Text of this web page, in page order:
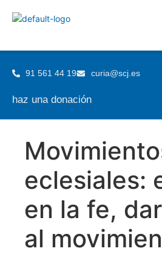
91 561 44 19 curia@scj.es
haz una donación
eclesiales:
en la fe,
al